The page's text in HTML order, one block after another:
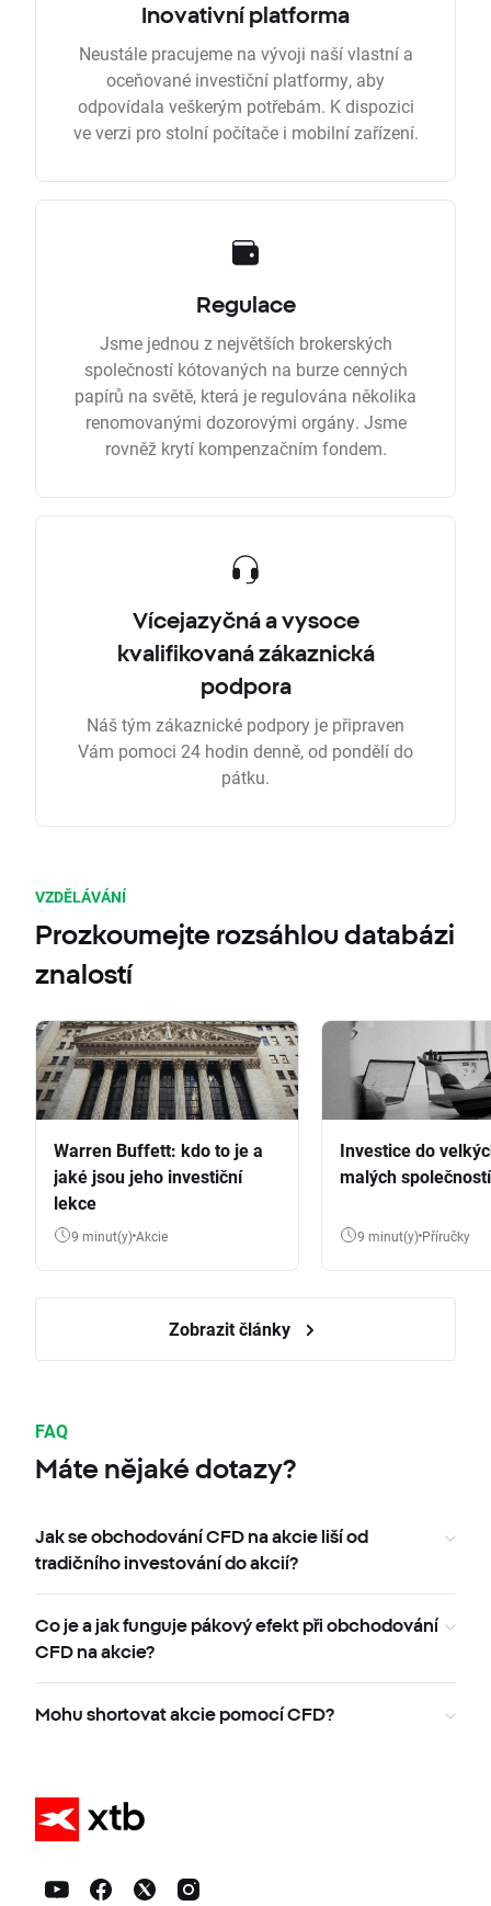
Inovativní platforma
Neustále pracujeme na vývoji naší vlastní a
oceňované investiční platformy, aby
odpovídala veškerým potřebám. K dispozici
ve verzi pro stolní počítače i mobilní zařízení.
Regulace
Jsme jednou z největších brokerských
společností kótovaných na burze cenných
papírů na světě, která je regulována několika
renomovanými dozorovými orgány. Jsme
rovněž krytí kompenzačním fondem.
Vícejazyčná a vysoce
kvalifikovaná zákaznická
podpora
Náš tým zákaznické podpory je připraven
Vám pomoci 24 hodin denně, od pondělí do
pátku.
VZDĚLÁVÁNÍ
Prozkoumejte rozsáhlou databázi
znalostí
Warren Buffett: kdo to je a
jaké jsou jeho investiční
lekce
9 minut(y) Akcie
Investice do
malých společností
9 minut(y) Příručky
Zobrazit články
FAQ
Máte nějaké dotazy?
Jak se obchodování CFD na akcie liší od
tradičního investování do akcií?
Co je a jak funguje pákový efekt při obchodování
CFD na akcie?
Mohu shortovat akcie pomocí CFD?